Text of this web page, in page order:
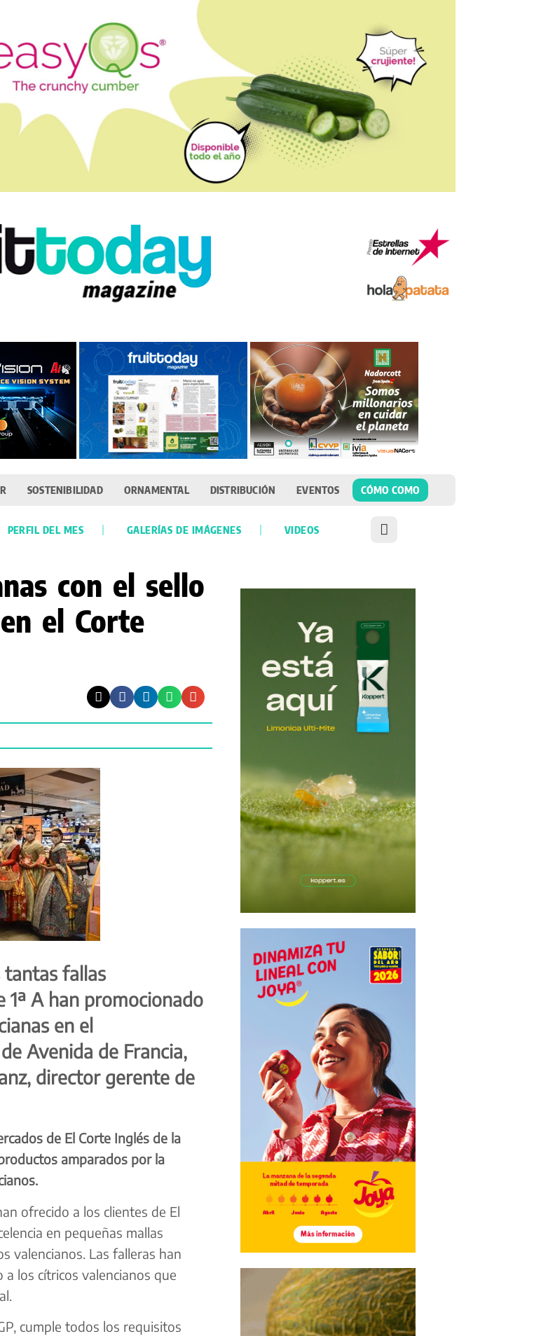
SOSTENIBILIDAD ORNAMENTAL DISTRIBUCIÓN EVENTOS CÓMO COMO
PERFIL DEL MES GALERÍAS DE IMÁGENES VIDEOS
con el sello
el Corte
tantas fallas
1ª A han promocionado
en el
Avenida de Francia,
director gerente de
de El Corte Inglés de la
amparados por la
ofrecido a los clientes de El
en pequeñas mallas
valencianos. Las falleras han
los cítricos valencianos que
cumple todos los requisitos